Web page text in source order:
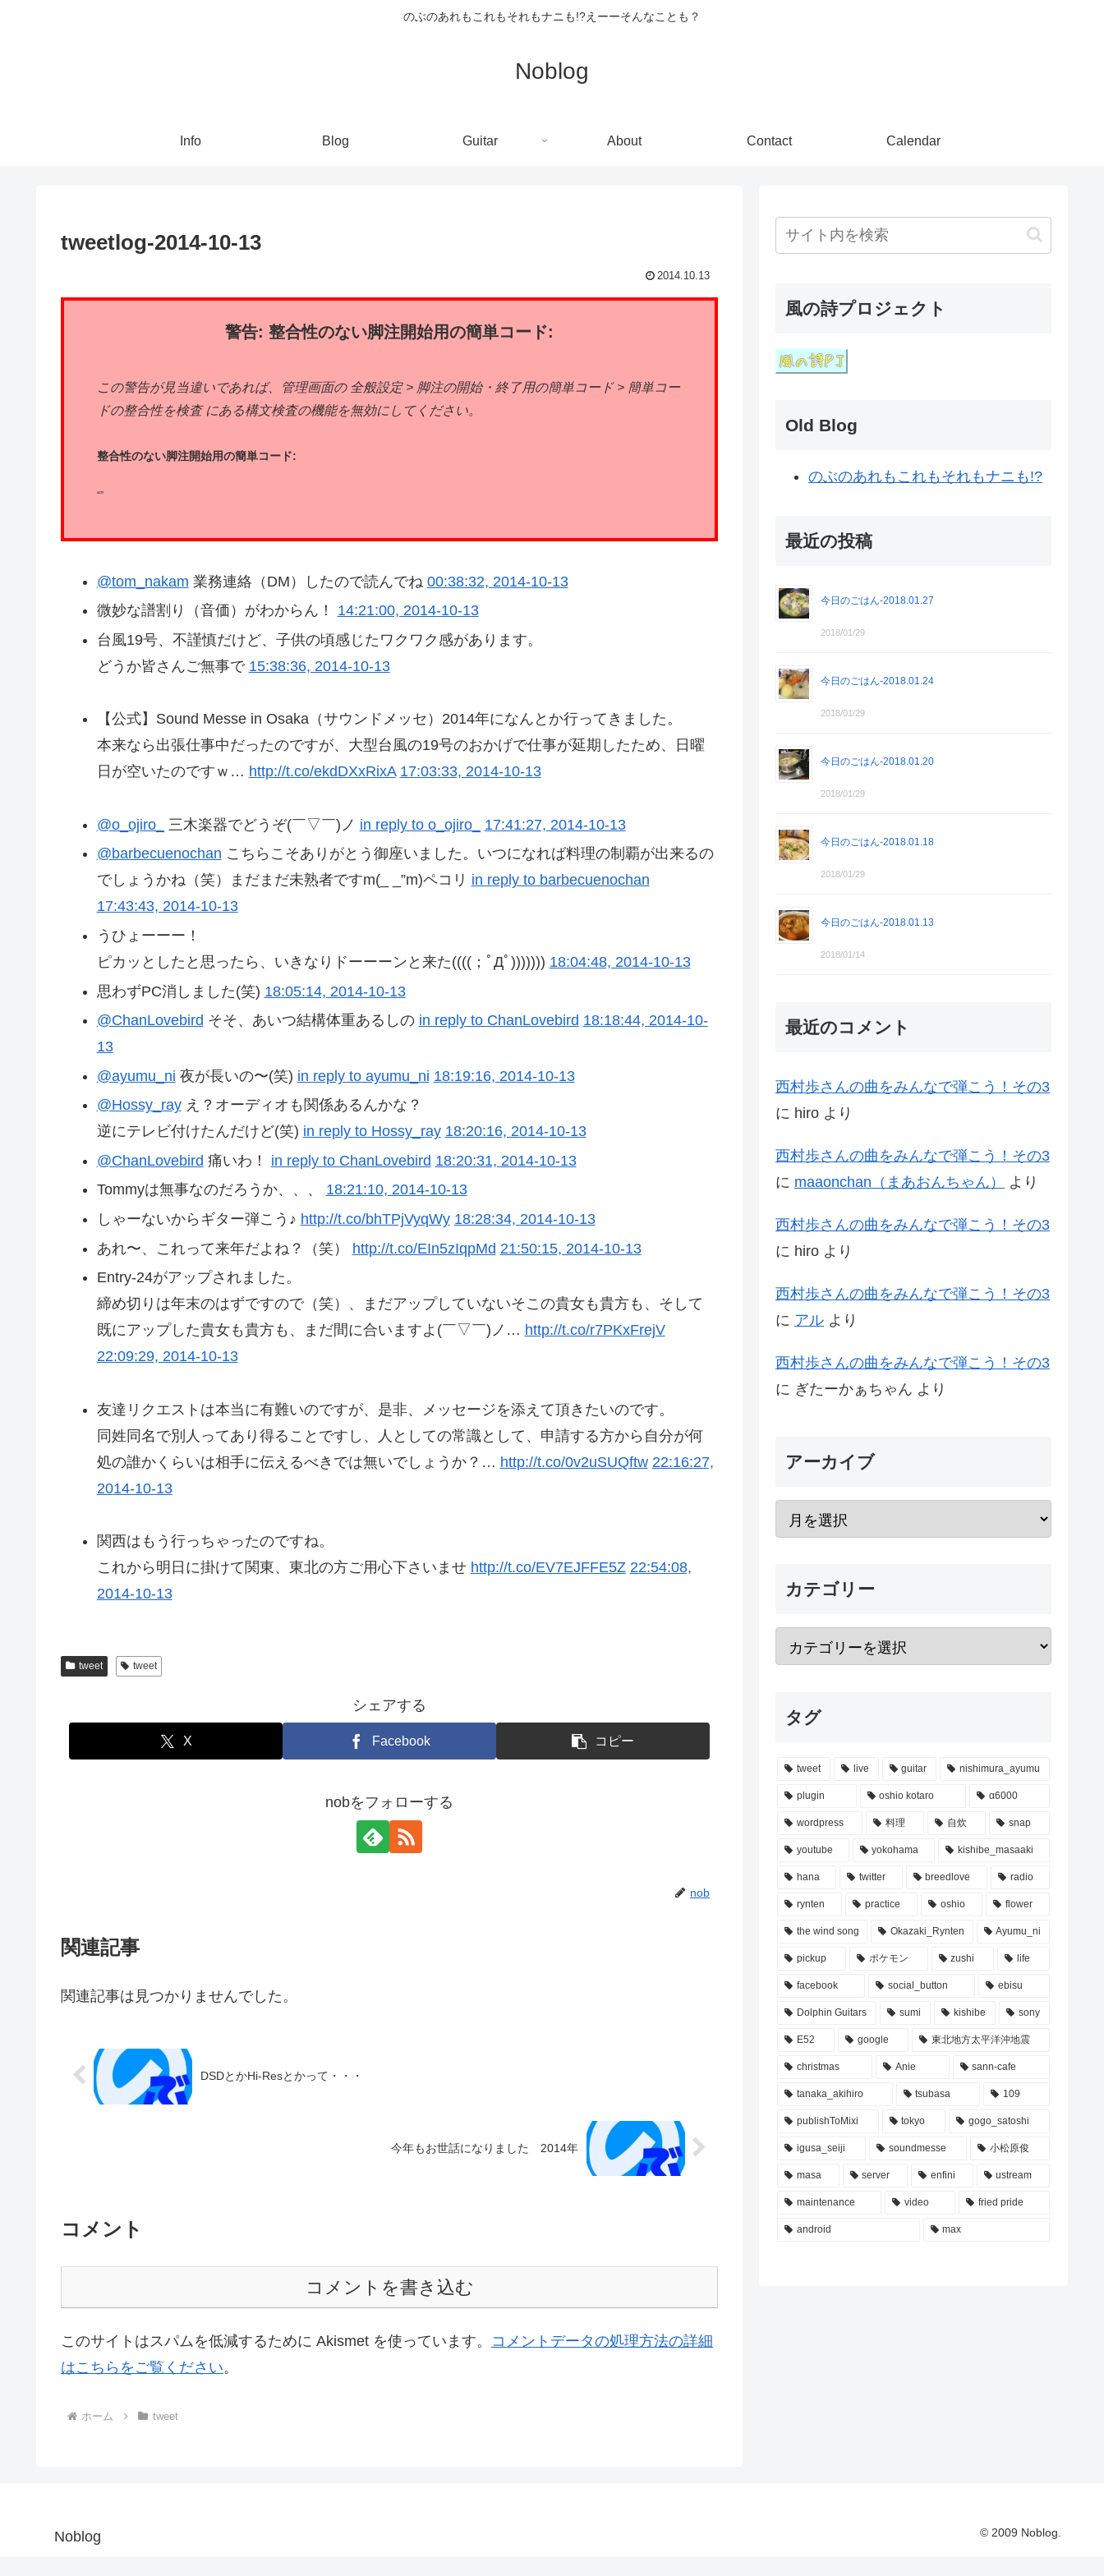
のぶのあれもこれもそれもナニも!?えーーそんなことも？
Noblog
Info Blog Guitar About Contact Calendar
tweetlog-2014-10-13
2014.10.13
警告: 整合性のない脚注開始用の簡単コード:
この警告が見当違いであれば、管理画面の 全般設定 > 脚注の開始・終了用の簡単コード > 簡単コー
ドの整合性を検査 にある構文検査の機能を無効にしてください。
整合性のない脚注開始用の簡単コード:
“”
@tom_nakam 業務連絡（DM）したので読んでね 00:38:32, 2014-10-13
微妙な譜割り（音価）がわからん！ 14:21:00, 2014-10-13
台風19号、不謹慎だけど、子供の頃感じたワクワク感があります。
どうか皆さんご無事で 15:38:36, 2014-10-13
【公式】Sound Messe in Osaka（サウンドメッセ）2014年になんとか行ってきました。
本来なら出張仕事中だったのですが、大型台風の19号のおかげで仕事が延期したため、日曜
日が空いたのですｗ… http://t.co/ekdDXxRixA 17:03:33, 2014-10-13
@o_ojiro_ 三木楽器でどうぞ(￣▽￣)ノ in reply to o_ojiro_
17:41:27, 2014-10-13
@barbecuenochan こちらこそありがとう御座いました。いつになれば料理の制覇が出来るの
でしょうかね（笑）まだまだ未熟者ですm(_ _”m)ペコリ in reply to barbecuenochan
17:43:43, 2014-10-13
うひょーーー！
ピカッとしたと思ったら、いきなりドーーーンと来た((((；ﾟДﾟ))))))) 18:04:48, 2014-10-13
思わずPC消しました(笑) 18:05:14, 2014-10-13
@ChanLovebird そそ、あいつ結構体重あるしの in reply to ChanLovebird 18:18:44, 2014-10-
13
@ayumu_ni 夜が長いの〜(笑) in reply to ayumu_ni 18:19:16, 2014-10-13
@Hossy_rayえ？オーディオも関係あるんかな？
逆にテレビ付けたんだけど(笑) in reply to Hossy_ray 18:20:16, 2014-10-13
@ChanLovebird 痛いわ！ in reply to ChanLovebird 18:20:31, 2014-10-13
Tommyは無事なのだろうか、、、 18:21:10, 2014-10-13
しゃーないからギター弾こう♪ http://t.co/bhTPjVyqWy 18:28:34, 2014-10-13
あれ〜、これって来年だよね？（笑） http://t.co/EIn5zIqpMd 21:50:15, 2014-10-13
Entry-24がアップされました。
締め切りは年末のはずですので（笑）、まだアップしていないそこの貴女も貴方も、そして
既にアップした貴女も貴方も、まだ間に合いますよ(￣▽￣)ノ… http://t.co/r7PKxFrejV
22:09:29, 2014-10-13
友達リクエストは本当に有難いのですが、是非、メッセージを添えて頂きたいのです。
同姓同名で別人ってあり得ることですし、人としての常識として、申請する方から自分が何
処の誰かくらいは相手に伝えるべきでは無いでしょうか？… http://t.co/0v2uSUQftw 22:16:27,
2014-10-13
関西はもう行っちゃったのですね。
これから明日に掛けて関東、東北の方ご用心下さいませ http://t.co/EV7EJFFE5Z 22:54:08,
2014-10-13
tweet tweet
シェアする
X Facebook コピー
nobをフォローする
nob
関連記事
関連記事は見つかりませんでした。
DSDとかHi-Resとかって・・・
今年もお世話になりました 2014年
コメント
コメントを書き込む
このサイトはスパムを低減するために Akismet を使っています。 コメントデータの処理方法の詳細
はこちらをご覧ください。
ホーム tweet
風の詩プロジェクト
Old Blog
のぶのあれもこれもそれもナニも!?
最近の投稿
今日のごはん-2018.01.27
2018/01/29
今日のごはん-2018.01.24
2018/01/29
今日のごはん-2018.01.20
2018/01/29
今日のごはん-2018.01.18
2018/01/29
今日のごはん-2018.01.13
2018/01/14
最近のコメント
西村歩さんの曲をみんなで弾こう！その3
に hiro より
西村歩さんの曲をみんなで弾こう！その3
に maaonchan（まあおんちゃん） より
西村歩さんの曲をみんなで弾こう！その3
に hiro より
西村歩さんの曲をみんなで弾こう！その3
に アル より
西村歩さんの曲をみんなで弾こう！その3
に ぎたーかぁちゃん より
アーカイブ
カテゴリー
タグ
tweet live guitar nishimura_ayumu
plugin oshio kotaro α6000
wordpress 料理 自炊 snap
youtube yokohama kishibe_masaaki
hana twitter breedlove radio
rynten practice oshio flower
the wind song Okazaki_Rynten Ayumu_ni
pickup ポケモン zushi life
facebook social_button ebisu
Dolphin Guitars sumi kishibe sony
E52 google 東北地方太平洋沖地震
christmas Anie sann-cafe
tanaka_akihiro tsubasa 109
publishToMixi tokyo gogo_satoshi
igusa_seiji soundmesse 小松原俊
masa server enfini ustream
maintenance video fried pride
android max
Noblog © 2009 Noblog.